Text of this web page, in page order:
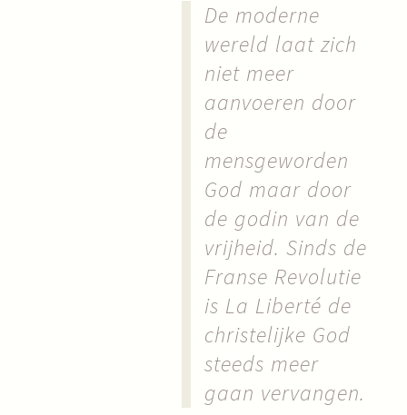
De moderne
wereld laat zich
niet meer
aanvoeren door
de
mensgeworden
God maar door
de godin van de
vrijheid. Sinds de
Franse Revolutie
is La Liberté de
christelijke God
steeds meer
gaan vervangen.